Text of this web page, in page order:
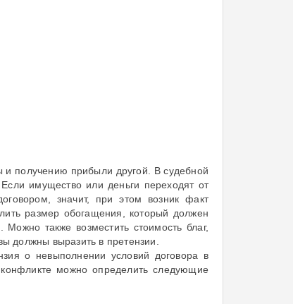
и получению прибыли другой. В судебной
имущество или деньги переходят от
значит, при этом возник факт
размер обогащения, который должен
также возместить стоимость благ,
должны выразить в претензии.
о невыполнении условий договора в
можно определить следующие